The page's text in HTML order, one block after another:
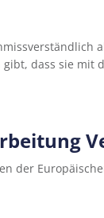
dass sie
der